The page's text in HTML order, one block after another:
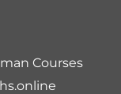
Courses